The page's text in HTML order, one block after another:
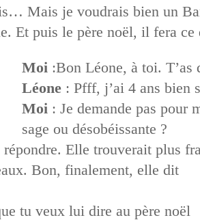
Mais je voudrais bien un
Et puis le père noël, il fera
Moi :Bon Léone, à toi. T’as
Léone: Pfff, j’ai 4 ans bien
Moi : Je demande pas pour
sage ou désobéissante ?
Elle trouverait plus
Bon, finalement, elle dit
tu veux lui dire au père noël